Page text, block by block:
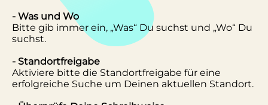
- Was und Wo
Bitte gib immer ein, „Was“ Du suchst und „Wo“ Du
suchst.
- Standortfreigabe
Aktiviere bitte die Standortfreigabe für eine
erfolgreiche Suche um Deinen aktuellen Standort.